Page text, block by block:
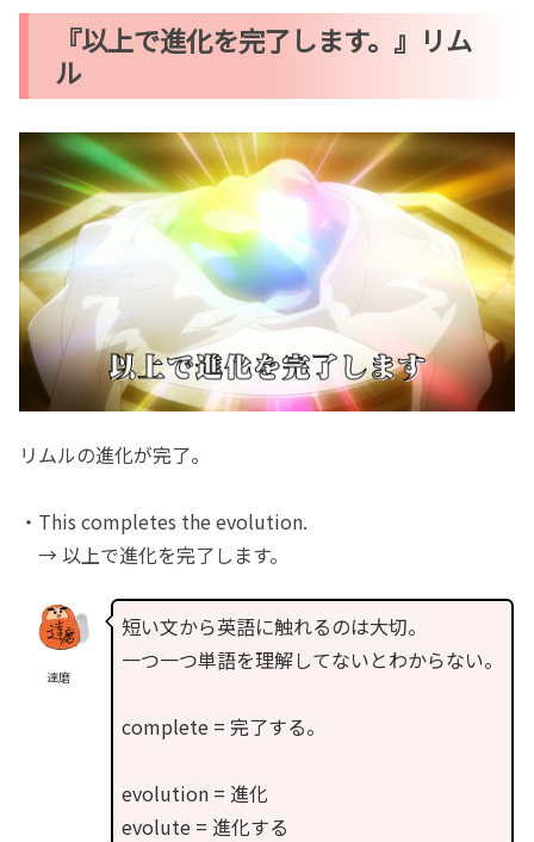
『以上で進化を完了します。』リム
ル
リムルの進化が完了。
・This completes the evolution.
→ 以上で進化を完了します。
達磨
短い文から英語に触れるのは大切。
一つ一つ単語を理解してないとわからない。
complete = 完了する。
evolution = 進化
evolute = 進化する